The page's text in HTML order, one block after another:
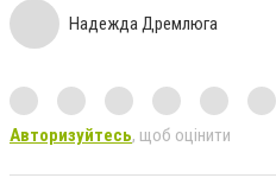
Надежда Дремлюга
Авторизуйтесь, щоб оцінити